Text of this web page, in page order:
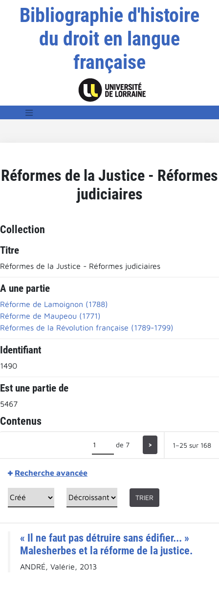
Bibliographie d'histoire
du droit en langue
française
Réformes de la Justice - Réformes
judiciaires
Collection
Titre
Réformes de la Justice - Réformes judiciaires
A une partie
Réforme de Lamoignon (1788)
Réforme de Maupeou (1771)
Réformes de la Révolution française (1789-1799)
Identifiant
1490
Est une partie de
5467
Contenus
de 7 > 1–25 sur 168
Recherche avancée
TRIER
« Il ne faut pas détruire sans édifier... »
Malesherbes et la réforme de la justice.
ANDRÉ, Valérie, 2013